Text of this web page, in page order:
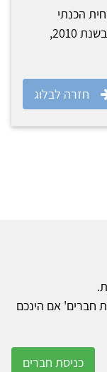
הכנתי
סיכום של פעילות מועצת הפסיכולוגים בשנת 2010,
חזרה לבלוג
חברים' אם הינכם
כניסת חברים